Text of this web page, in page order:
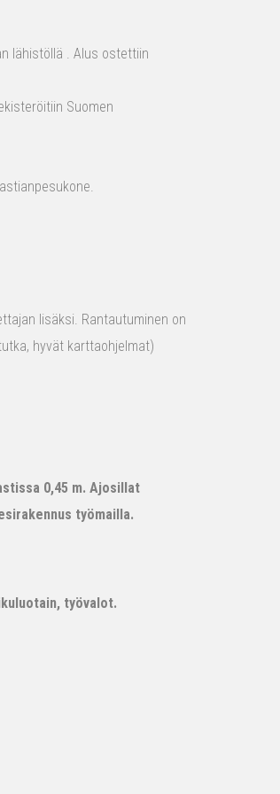
lähistöllä . Alus ostettiin
Suomen
lisäksi. Rantautuminen on
hyvät karttaohjelmat)
0,45 m. Ajosillat
työmailla.
työvalot.